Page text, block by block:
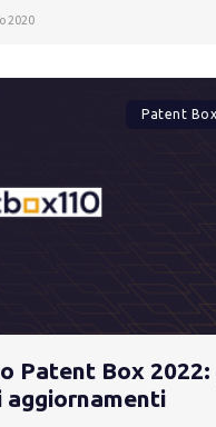
2020
Patent
Patent Box 2022:
aggiornamenti